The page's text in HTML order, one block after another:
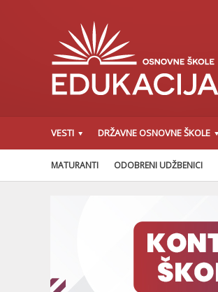
VESTI DRŽAVNE OSNOVNE ŠKOLE
MATURANTI ODOBRENI UDŽBENICI